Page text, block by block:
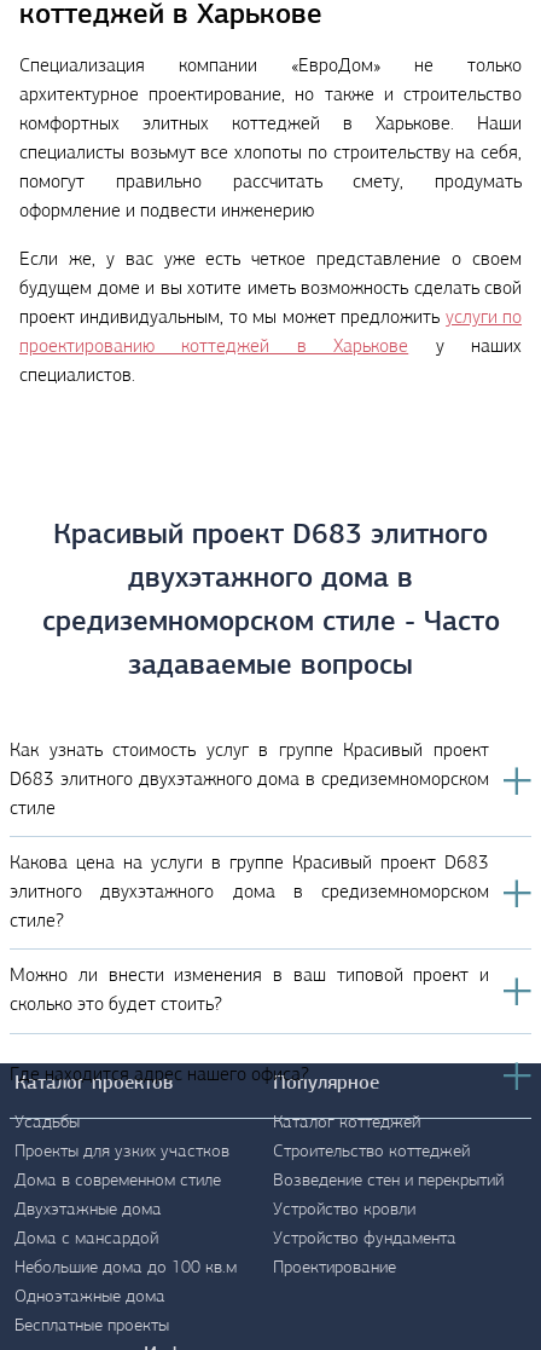
коттеджей в Харькове
Специализация компании «ЕвроДом» не только
архитектурное проектирование, но также и строительство
комфортных элитных коттеджей в Харькове. Наши
специалисты возьмут все хлопоты по строительству на себя,
помогут правильно рассчитать смету, продумать
оформление и подвести инженерию
Если же, у вас уже есть четкое представление о своем
будущем доме и вы хотите иметь возможность сделать свой
проект индивидуальным, то мы может предложить услуги по
проектированию коттеджей в Харькове у наших
специалистов.
Красивый проект D683 элитного
двухэтажного дома в
средиземноморском стиле - Часто
задаваемые вопросы
Как узнать стоимость услуг в группе Красивый проект
D683 элитного двухэтажного дома в средиземноморском
стиле
Какова цена на услуги в группе Красивый проект D683
элитного двухэтажного дома в средиземноморском
стиле?
Можно ли внести изменения в ваш типовой проект и
сколько это будет стоить?
Где находится адрес нашего офиса?
Контакты
Каталог проектов
Усадьбы
Проекты для узких участков
Дома в современном стиле
Двухэтажные дома
Дома с мансардой
Небольшие дома до 100 кв.м
Одноэтажные дома
Бесплатные проекты
Популярное
Каталог коттеджей
Строительство коттеджей
Возведение стен и перекрытий
Устройство кровли
Устройство фундамента
Проектирование